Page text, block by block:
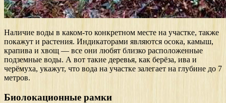
Наличие воды в каком-то конкретном месте на участке, также
покажут и растения. Индикаторами являются осока, камыш,
крапива и хвощ — все они любят близко расположенные
подземные воды. А вот такие деревья, как берёза, ива и
черёмуха, укажут, что вода на участке залегает на глубине до 7
метров.
Биолокационные рамки